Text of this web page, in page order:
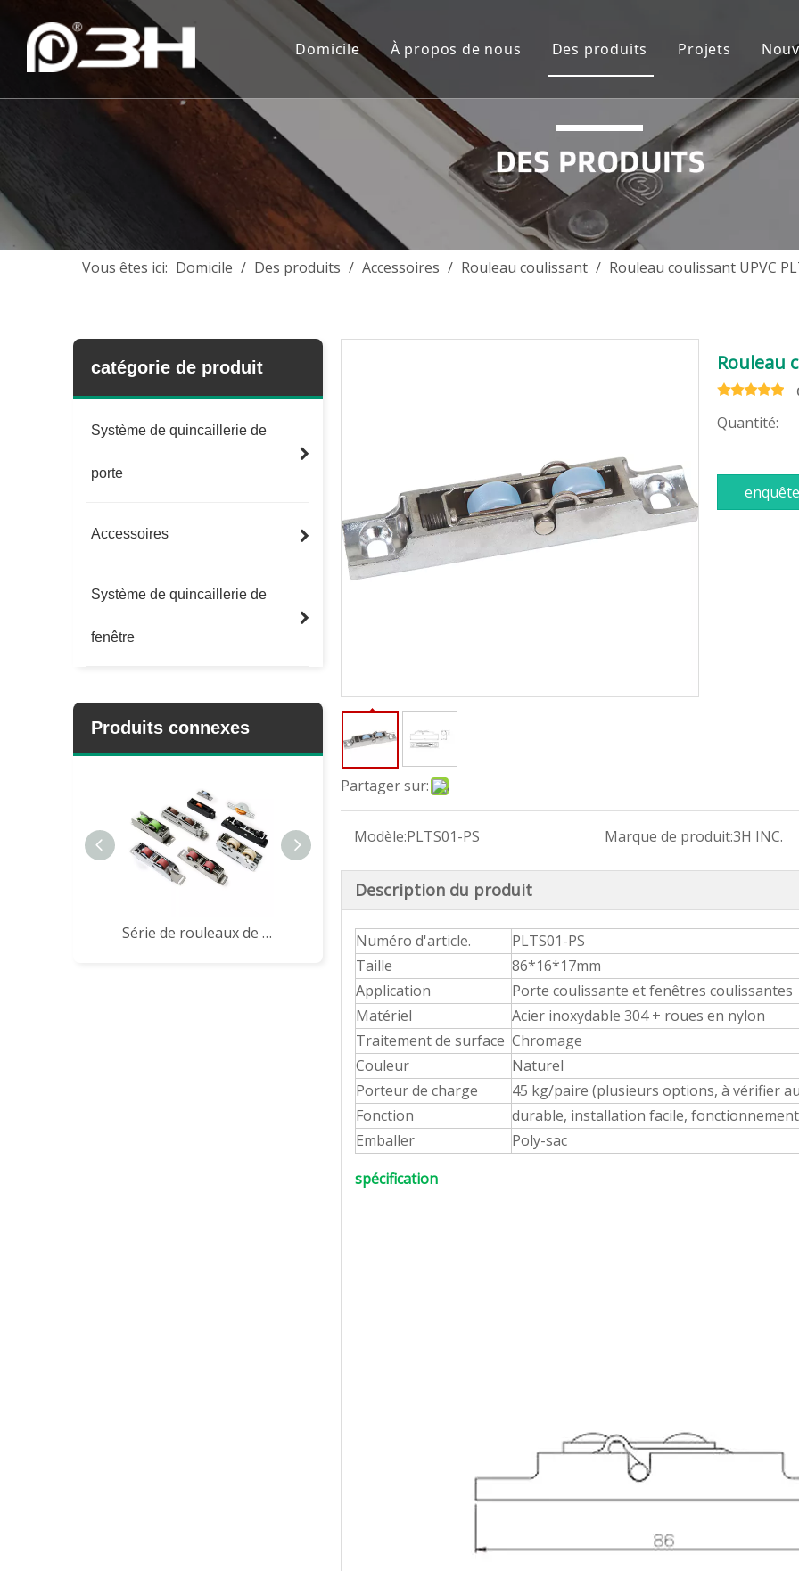
Domicile À propos de nous
Présentation de l'entreprise
Vidéos
Des produits
Solution du système de fenêtre
Solution système de porte en
Accessoires en aluminium
Accessoires de verre
Accessoires de porte en bois
Projets
Asie du Sud
Océanie
Asie du Sud-
Afrique
Vous êtes ici: Domicile / Des produits / Accessoires / Rouleau coulissant / Rouleau coulissant UPVC
catégorie de produit
Système de quincaillerie de
porte
Accessoires
Système de quincaillerie de
fenêtre
Produits connexes
Série de rouleaux de portes et fenêtres coulissantes Rouleau coulissant en aluminium LTS834 Rouleau coulissant LTS811 Rouleau coulissant LTS22
Partager sur:
Rouleau
Quantité:
enquête
Modèle:PLTS01-PS Marque de produit:3H INC.
Description du produit
Numéro d'article.
PLTS01-PS
Taille
86*16*17mm
Application
Porte coulissante et fenêtres coulissantes
Matériel
Acier inoxydable 304 + roues en nylon
Traitement de surface Chromage
Couleur
Naturel
Porteur de charge
45 kg/paire (plusieurs options, à vérifier
Fonction
durable, installation facile,
Emballer
Poly-sac
spécification